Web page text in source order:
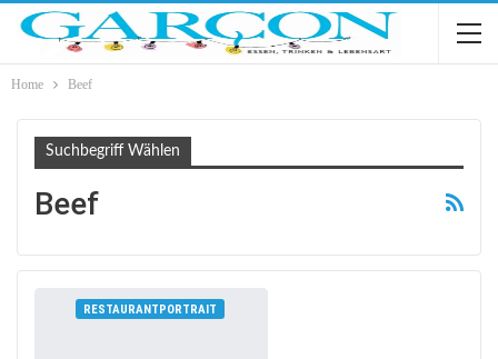
Home Beef
Suchbegriff Wählen
Beef
RESTAURANTPORTRAIT